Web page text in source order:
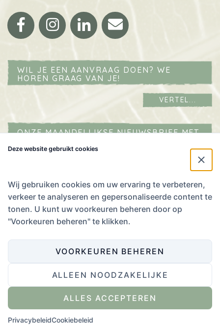
Facebook
Instagram
LinkedIn
Email
WIL JE EEN AANVRAAG DOEN? WE
HOREN GRAAG VAN JE!
VERTEL...
ONZE MAANDELIJKSE NIEUWSBRIEF MET
stem
in
Ik stem in met hetPrivacybeleid.
Website ontwikkeling door Eenvoud, ontwerp door Zender
Deze website gebruikt cookies
Wij gebruiken cookies om uw ervaring te verbeteren,
verkeer te analyseren en gepersonaliseerde content te
tonen. U kunt uw voorkeuren beheren door op
"Voorkeuren beheren" te klikken.
VOORKEUREN BEHEREN
ALLEEN NOODZAKELIJKE
ALLES ACCEPTEREN
PrivacybeleidCookiebeleid